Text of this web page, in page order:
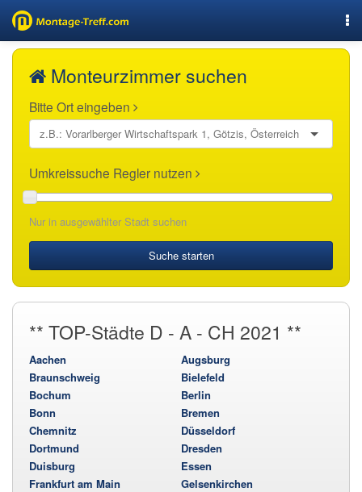
Monteurzimmer suchen
Bitte Ort eingeben
Umkreissuche Regler nutzen
Nur in ausgewählter Stadt suchen
Suche starten
** TOP-Städte D - A - CH 2021 **
Aachen
Augsburg
Braunschweig
Bielefeld
Bochum
Berlin
Bonn
Bremen
Chemnitz
Düsseldorf
Dortmund
Dresden
Duisburg
Essen
Frankfurt am Main
Gelsenkirchen